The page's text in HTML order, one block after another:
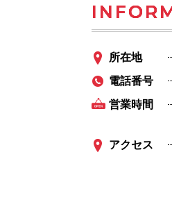
所在地
電話番号
営業時間
アクセス